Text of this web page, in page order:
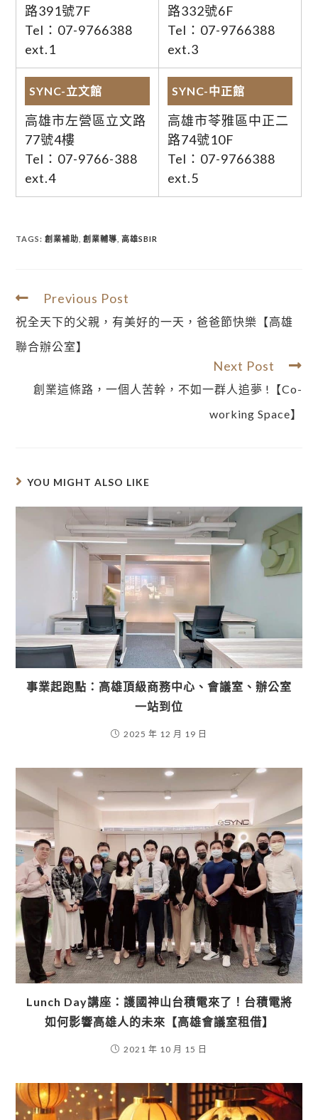
路391號7F
Tel：07-9766388
ext.1
路332號6F
Tel：07-9766388
ext.3
SYNC-立文館
高雄市左營區立文路
77號4樓
Tel：07-9766-388
ext.4
SYNC-中正館
高雄市苓雅區中正二
路74號10F
Tel：07-9766388
ext.5
TAGS:創業補助 創業輔導 高雄SBIR
Previous Post
祝全天下的父親，有美好的一天，爸爸節快樂【高雄
聯合辦公室】
Next Post
創業這條路，一個人苦幹，不如一群人追夢 !【Co-
working Space】
YOU MIGHT ALSO LIKE
事業起跑點：高雄頂級商務中心、會議室、辦公室
一站到位
2025 年 12 月 19 日
Lunch Day講座：護國神山台積電來了！台積電將
如何影響高雄人的未來【高雄會議室租借】
2021 年 10 月 15 日